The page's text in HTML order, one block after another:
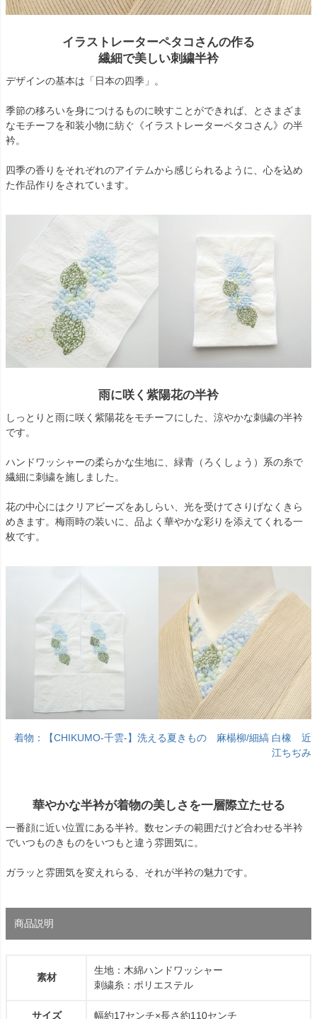
イラストレーターペタコさんの作る
繊細で美しい刺繍半衿
デザインの基本は「日本の四季」。
季節の移ろいを身につけるものに映すことができれば、とさまざま
なモチーフを和装小物に紡ぐ《イラストレーターペタコさん》の半
衿。
四季の香りをそれぞれのアイテムから感じられるように、心を込め
た作品作りをされています。
雨に咲く紫陽花の半衿
しっとりと雨に咲く紫陽花をモチーフにした、涼やかな刺繍の半衿
です。
ハンドワッシャーの柔らかな生地に、緑青（ろくしょう）系の糸で
繊細に刺繍を施しました。
花の中心にはクリアビーズをあしらい、光を受けてさりげなくきら
めきます。梅雨時の装いに、品よく華やかな彩りを添えてくれる一
枚です。
着物：【CHIKUMO-千雲-】洗える夏きもの 麻楊柳/細縞 白橡 近
江ちぢみ
華やかな半衿が着物の美しさを一層際立たせる
一番顔に近い位置にある半衿。数センチの範囲だけど合わせる半衿
でいつものきものをいつもと違う雰囲気に。
ガラッと雰囲気を変えれらる、それが半衿の魅力です。
商品説明
素材
生地：木綿ハンドワッシャー
刺繍糸：ポリエステル
サイズ 幅約17センチ×長さ約110センチ